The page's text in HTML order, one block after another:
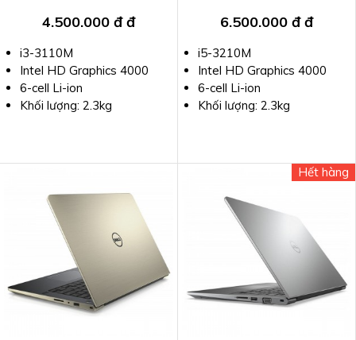
4.500.000 đđ
i3-3110M
Intel HD Graphics 4000
6-cell Li-ion
Khối lượng: 2.3kg
6.500.000 đđ
i5-3210M
Intel HD Graphics 4000
6-cell Li-ion
Khối lượng: 2.3kg
Hết hàng